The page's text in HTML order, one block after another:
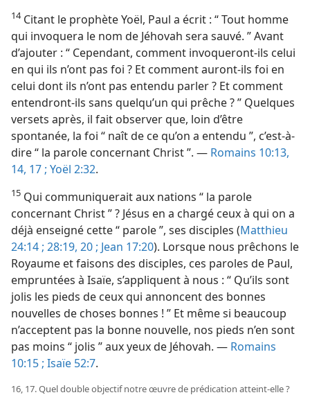
14Citant le prophète Yoël, Paul a écrit : “ Tout homme
qui invoquera le nom de Jéhovah sera sauvé. ” Avant
d’ajouter : “ Cependant, comment invoqueront-​ils celui
en qui ils n’ont pas foi ? Et comment auront-​ils foi en
celui dont ils n’ont pas entendu parler ? Et comment
entendront-​ils sans quelqu’un qui prêche ? ” Quelques
versets après, il fait observer que, loin d’être
spontanée, la foi “ naît de ce qu’on a entendu ”, c’est-à-
dire “ la parole concernant Christ ”. — Romains 10:13,
14, 17 ; Yoël 2:32.
15 Qui communiquerait aux nations “ la parole
concernant Christ ” ? Jésus en a chargé ceux à qui on a
déjà enseigné cette “ parole ”, ses disciples (Matthieu
24:14 ; 28:19, 20 ; Jean 17:20). Lorsque nous prêchons le
Royaume et faisons des disciples, ces paroles de Paul,
empruntées à Isaïe, s’appliquent à nous : “ Qu’ils sont
jolis les pieds de ceux qui annoncent des bonnes
nouvelles de choses bonnes ! ” Et même si beaucoup
n’acceptent pas la bonne nouvelle, nos pieds n’en sont
pas moins “ jolis ” aux yeux de Jéhovah. — Romains
10:15 ; Isaïe 52:7.
16, 17. Quel double objectif notre œuvre de prédication atteint-​elle ?